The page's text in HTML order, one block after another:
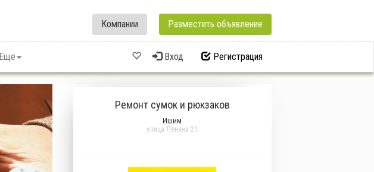
Компании Разместить объявление
Еще Вход Регистрация
Ремонт сумок и рюкзаков
Ишим
улица Ленина 21